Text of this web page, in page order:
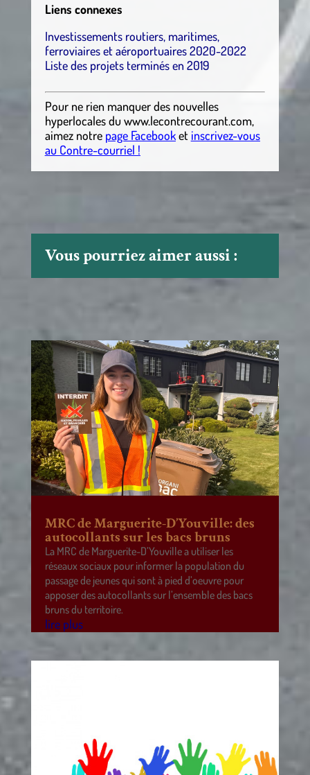
Liens connexes
Investissements routiers, maritimes,
ferroviaires et aéroportuaires 2020-2022
Liste des projets terminés en 2019
Pour ne rien manquer des nouvelles
hyperlocalesdu www.lecontrecourant.com,
aimez notre page Facebooket inscrivez-vous
au Contre-courriel !
Vous pourriez aimer aussi :
MRC de Marguerite-D’Youville: des
autocollants sur les bacs bruns
La MRC de Marguerite-D’Youville a utiliser les
réseaux sociaux pour informer la population du
passage de jeunes qui sont à pied d’oeuvre pour
apposer des autocollants sur l’ensemble des bacs
bruns du territoire.
lire plus